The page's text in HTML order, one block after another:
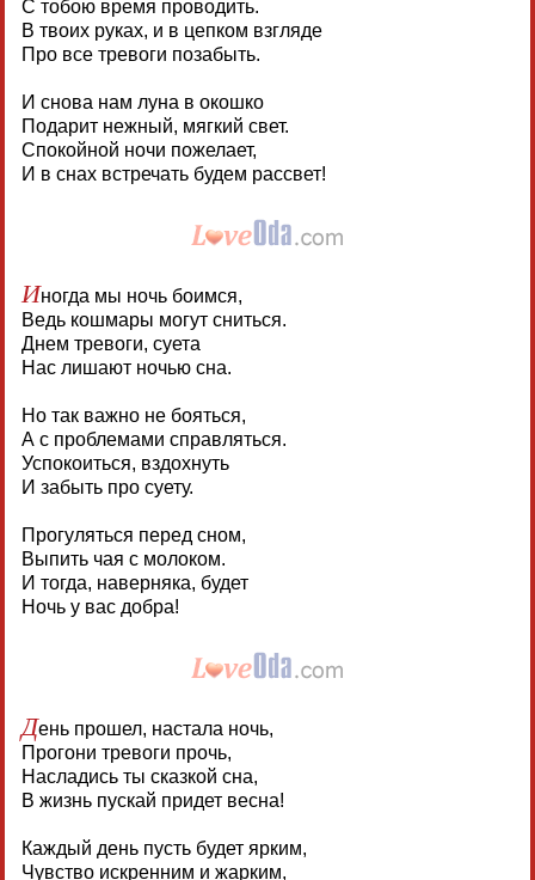
С тобою время проводить.
В твоих руках, и в цепком взгляде
Про все тревоги позабыть.
И снова нам луна в окошко
Подарит нежный, мягкий свет.
Спокойной ночи пожелает,
И в снах встречать будем рассвет!
Иногда мы ночь боимся,
Ведь кошмары могут сниться.
Днем тревоги, суета
Нас лишают ночью сна.
Но так важно не бояться,
А с проблемами справляться.
Успокоиться, вздохнуть
И забыть про суету.
Прогуляться перед сном,
Выпить чая с молоком.
И тогда, наверняка, будет
Ночь у вас добра!
День прошел, настала ночь,
Прогони тревоги прочь,
Насладись ты сказкой сна,
В жизнь пускай придет весна!
Каждый день пусть будет ярким,
Чувство искренним и жарким,